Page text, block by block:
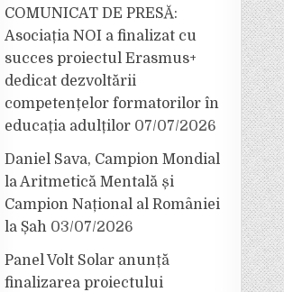
COMUNICAT DE PRESĂ:
Asociația NOI a finalizat cu
succes proiectul Erasmus+
dedicat dezvoltării
competențelor formatorilor în
educația adulților 07/07/2026
Daniel Sava, Campion Mondial
la Aritmetică Mentală și
Campion Național al României
la Șah 03/07/2026
Panel Volt Solar anunță
finalizarea proiectului